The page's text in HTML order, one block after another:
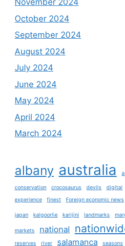
November 2024
October 2024
September 2024
August 2024
July 2024
June 2024
May 2024
April 2024
March 2024
albany australia
conservation crocosaurus devils digital
experience
finest Foreign economic news
japan kalgoorlie karijini landmarks
markets national
reserves river salamanca seasons